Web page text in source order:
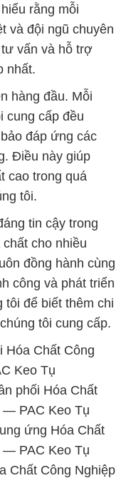
rằng mỗi
và đội ngũ chuyên
vấn và hỗ trợ
nhất.
hàng đầu. Mỗi
cung cấp đều
đáp ứng các
Điều này giúp
cao trong quá
tôi.
tin cậy trong
cho nhiều
đồng hành cùng
công và phát triển
tôi để biết thêm chi
tôi cung cấp.
Chất Công
Keo Tụ
phối Hóa Chất
— PAC Keo Tụ
ứng Hóa Chất
— PAC Keo Tụ
Chất Công Nghiệp